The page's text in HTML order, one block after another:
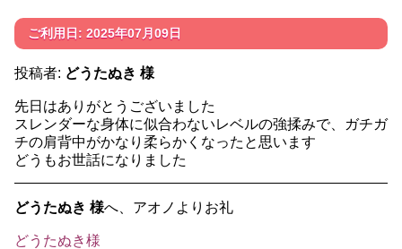
ご利用日: 2025年07月09日
投稿者: どうたぬき 様
先日はありがとうございました
スレンダーな身体に似合わないレベルの強揉みで、ガチガ
チの肩背中がかなり柔らかくなったと思います
どうもお世話になりました
どうたぬき 様へ、アオノよりお礼
どうたぬき様